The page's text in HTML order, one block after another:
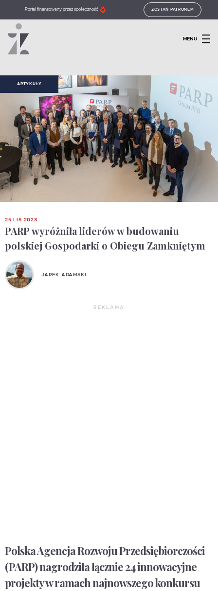
Portal finansowany przez społeczność ZOSTAŃ PATRONEM
MENU
ARTYKUŁY
25 LIS 2023
PARP wyróżniła liderów w budowaniu
polskiej Gospodarki o Obiegu Zamkniętym
JAREK ADAMSKI
REKLAMA
Polska Agencja Rozwoju Przedsiębiorczości
(PARP) nagrodziła łącznie 24 innowacyjne
projekty w ramach najnowszego konkursu